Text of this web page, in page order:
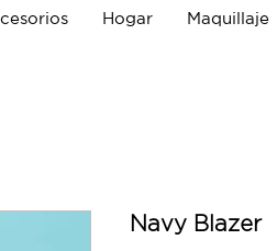
Hogar Maquillaje
Navy Blazer